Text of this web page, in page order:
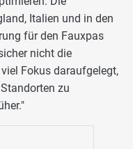
Italien und in den
für den Fauxpas
nicht die
Fokus daraufgelegt,
zu